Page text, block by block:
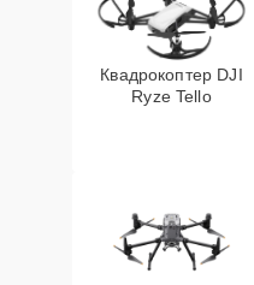
Квадрокоптер DJI
Ryze Tello